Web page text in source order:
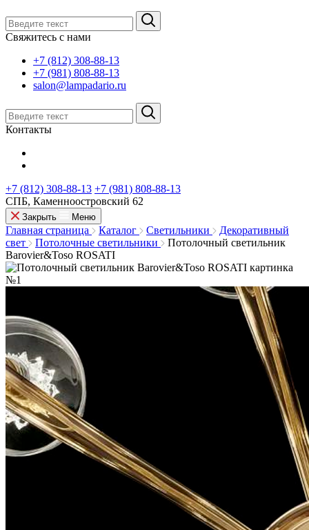
Свяжитесь с нами
+7 (812) 308-88-13
+7 (981) 808-88-13
salon@lampadario.ru
Контакты
+7 (812) 308-88-13 +7 (981) 808-88-13
СПБ, Каменноостровский 62
Закрыть Меню
Главная страница Каталог Светильники
Декоративный
свет
Потолочные светильники
Потолочный светильник
Barovier&Toso ROSATI